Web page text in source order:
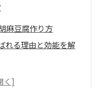
麻豆腐作り方
れる理由と効能を解
材料と基本工程のコ